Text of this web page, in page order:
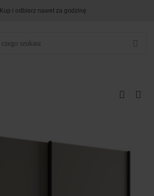
Kup i odbierz nawet za godzinę